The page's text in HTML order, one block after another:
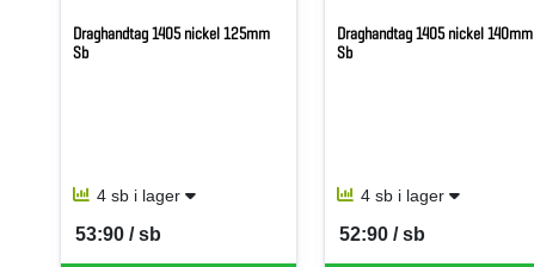
Draghandtag 1405 nickel 125mm
Sb
4 sb i lager
53:90 / sb
SEK per SB
Draghandtag 1405 nickel 140mm
Sb
4 sb i lager
52:90 / sb
SEK per SB